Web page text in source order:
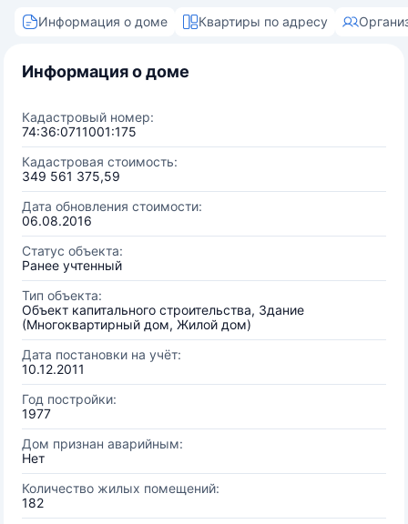
Информация о доме Квартиры по адресу
Информация о доме
Кадастровый номер:
74:36:0711001:175
Кадастровая стоимость:
349 561 375,59
Дата обновления стоимости:
06.08.2016
Статус объекта:
Ранее учтенный
Тип объекта:
Объект капитального строительства, Здание
(Многоквартирный дом, Жилой дом)
Дата постановки на учёт:
10.12.2011
Год постройки:
1977
Дом признан аварийным:
Нет
Количество жилых помещений:
182